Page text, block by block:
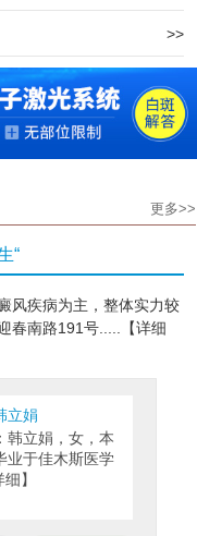
>>
更多>>
“
风疾病为主，整体实力较
春南路191号.....【详细
立娟
韩立娟，女，本
业于佳木斯医学
】